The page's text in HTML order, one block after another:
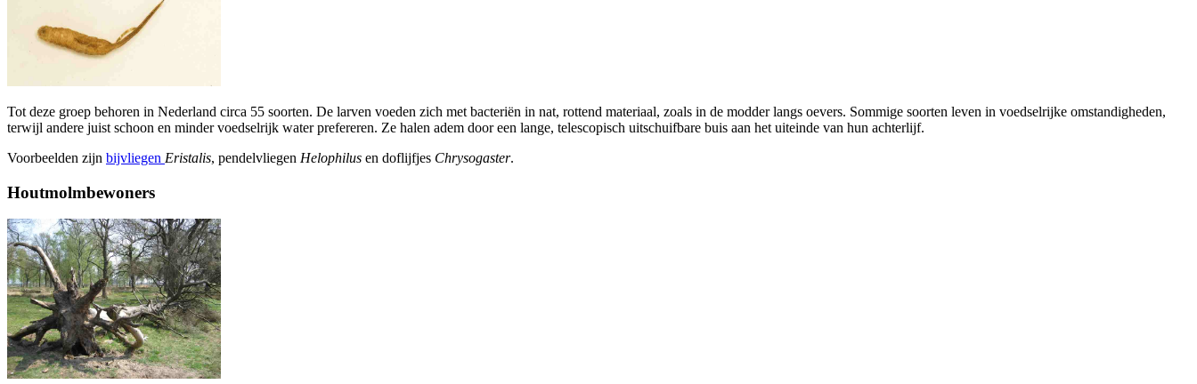
Tot deze groep behoren in Nederland circa 55 soorten. De larven voeden zich met bacteriën in nat, rottend materiaal, zoals in de modder langs oevers. Sommige soorten leven in voedselrijke omstandigheden,
terwijl andere juist schoon en minder voedselrijk water prefereren. Ze halen adem door een lange, telescopisch uitschuifbare buis aan het uiteinde van hun achterlijf.
Voorbeelden zijn bijvliegen Eristalis, pendelvliegen Helophilus en doflijfjes Chrysogaster.
Houtmolmbewoners